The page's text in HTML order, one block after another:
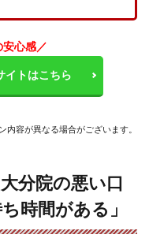
心感／
イトはこちら
容が異なる場合がございます。
分院の悪い口
時間がある」